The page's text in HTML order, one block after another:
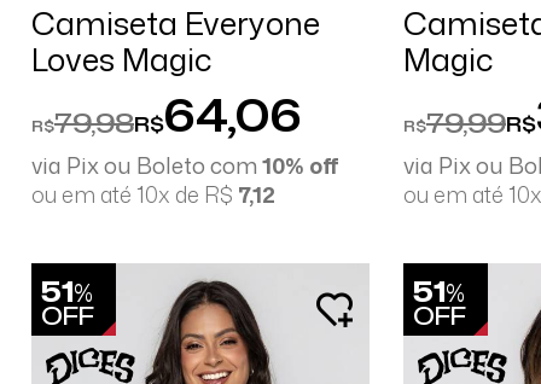
Camiseta Everyone
Loves Magic
R$79,98R$64,06
via Pix ou Boleto com10% off
ou em até 10x de R$ 7,12
Magic
R$79,99R$
via Pix ou
ou em até
51%
OFF
51%
OFF